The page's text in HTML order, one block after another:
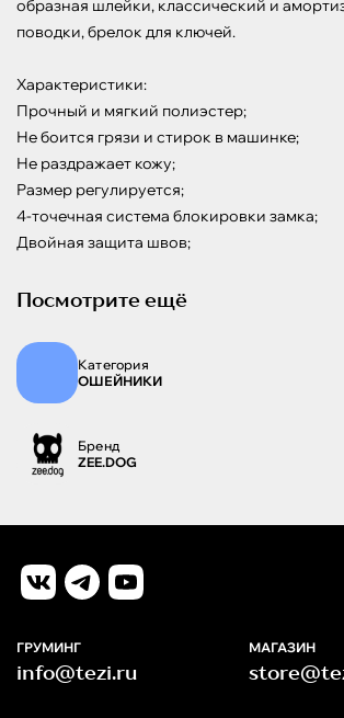
образная шлейки, классический и
поводки, брелок для ключей.
Характеристики:
Прочный и мягкий полиэстер;
Не боится грязи и стирок в машинке;
Не раздражает кожу;
Размер регулируется;
4-точечная система блокировки замка;
Двойная защита швов;
Посмотрите ещё
Категория
ОШЕЙНИКИ
Бренд
ZEE.DOG
ГРУМИНГ
info@tezi.ru
МАГАЗИН